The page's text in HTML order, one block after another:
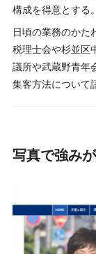
構成を得意とする。
日頃の業務のかた
税理士会や杉並区
議所や武蔵野青年
集客方法について
写真で強み